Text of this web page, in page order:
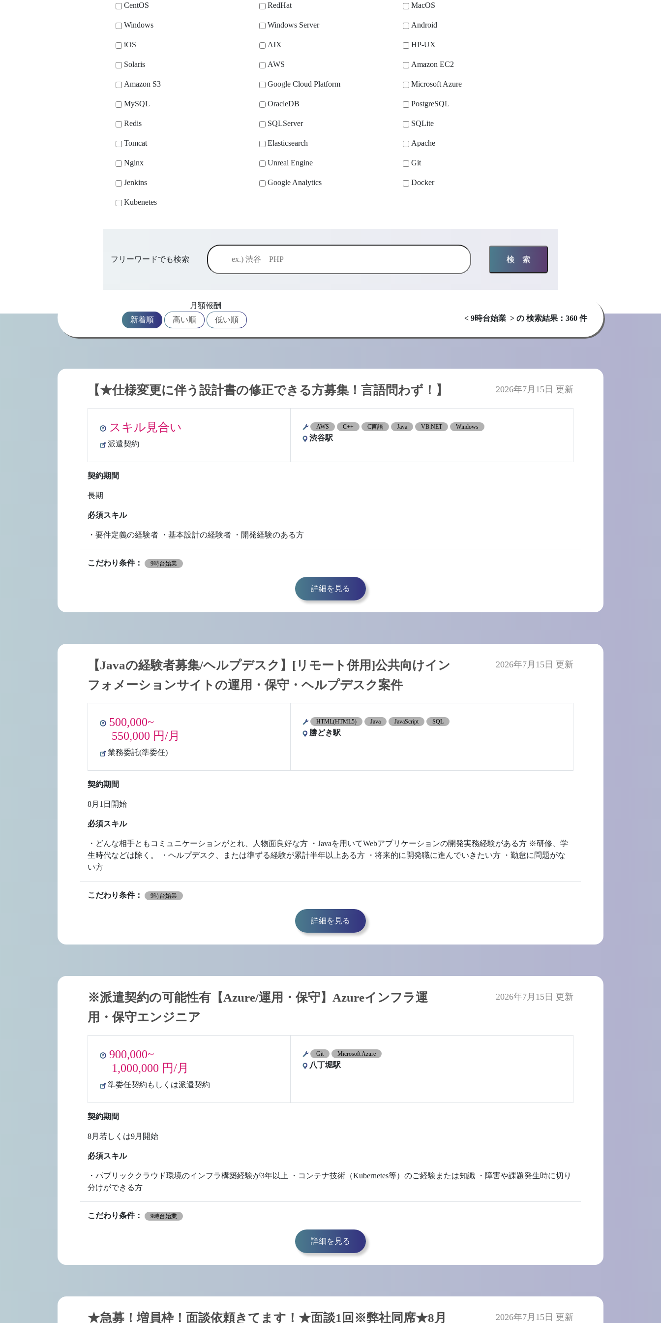
CentOS RedHat MacOS
Windows Windows Server Android
iOS AIX HP-UX
Solaris AWS Amazon EC2
Amazon S3 Google Cloud Platform Microsoft Azure
MySQL OracleDB PostgreSQL
Redis SQLServer SQLite
Tomcat Elasticsearch Apache
Nginx Unreal Engine Git
Jenkins Google Analytics Docker
Kubenetes
フリーワードでも検索 検索
新着順
月額報酬
高い順
低い順 < 9時台始業 > の 検索結果：360 件
【★仕様変更に伴う設計書の修正できる方募集！言語問わず！】 2026年7月15日 更新
スキル見合い
派遣契約
AWS C++ C言語 Java VB.NET Windows
渋谷駅
契約期間
長期
必須スキル
・要件定義の経験者 ・基本設計の経験者 ・開発経験のある方
こだわり条件： 9時台始業
詳細を見る
【Javaの経験者募集/ヘルプデスク】[リモート併用]公共向けイン
フォメーションサイトの運用・保守・ヘルプデスク案件
2026年7月15日 更新
500,000~
550,000 円/月
業務委託(準委任)
HTML(HTML5) Java JavaScript SQL
勝どき駅
契約期間
8月1日開始
必須スキル
・どんな相手ともコミュニケーションがとれ、人物面良好な方 ・Javaを用いてWebアプリケーションの開発実務経験がある方 ※研修、学
生時代などは除く。 ・ヘルプデスク、または準ずる経験が累計半年以上ある方 ・将来的に開発職に進んでいきたい方 ・勤怠に問題がな
い方
こだわり条件： 9時台始業
詳細を見る
※派遣契約の可能性有【Azure/運用・保守】Azureインフラ運
用・保守エンジニア
2026年7月15日 更新
900,000~
1,000,000 円/月
準委任契約もしくは派遣契約
Git Microsoft Azure
八丁堀駅
契約期間
8月若しくは9月開始
必須スキル
・パブリッククラウド環境のインフラ構築経験が3年以上 ・コンテナ技術（Kubernetes等）のご経験または知識 ・障害や課題発生時に切り
分けができる方
こだわり条件： 9時台始業
詳細を見る
★急募！増員枠！面談依頼きてます！★面談1回※弊社同席★8月 2026年7月15日 更新